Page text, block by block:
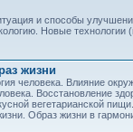
и способы
Новые
жизни
человека. Влияние
Восстановление
вегетарианской
Образ жизни в